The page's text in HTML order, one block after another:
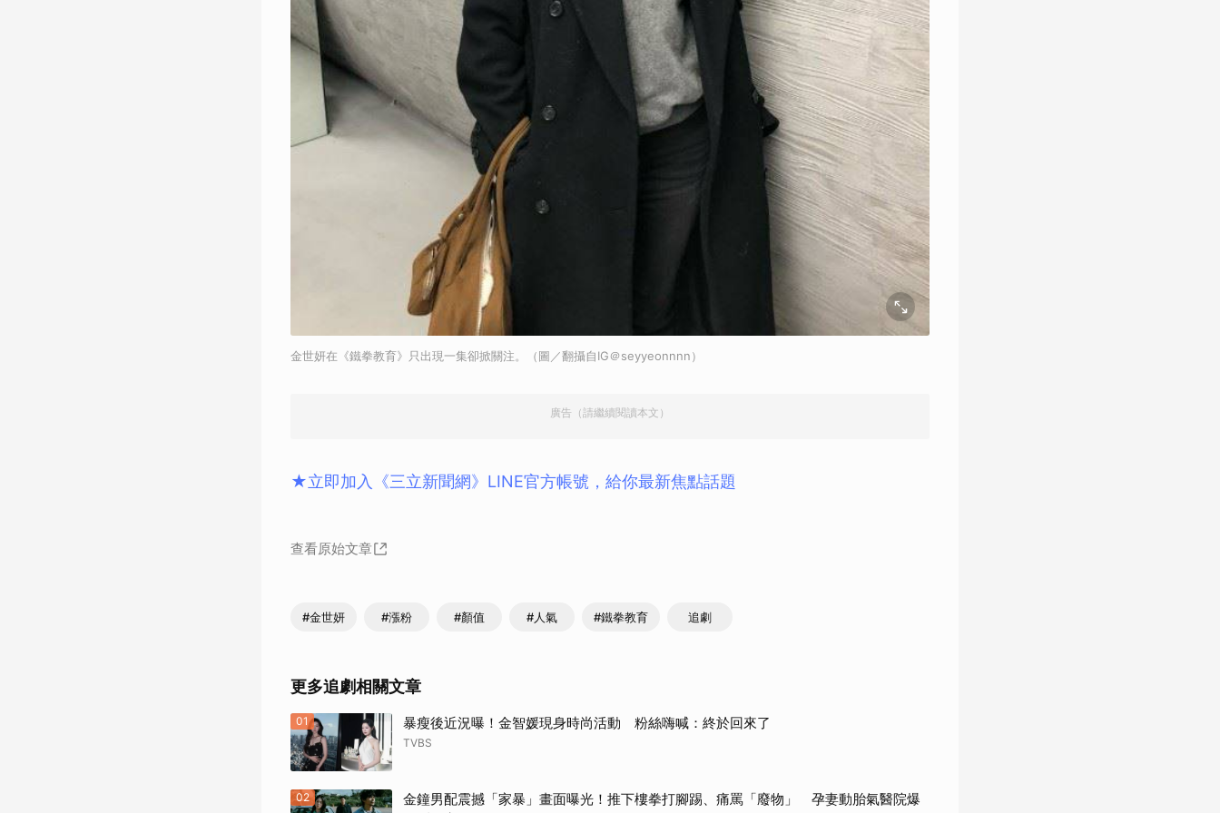
金世妍在《鐵拳教育》只出現一集卻掀關注。（圖／翻攝自IG＠seyyeonnnn）
廣告（請繼續閱讀本文）
★立即加入《三立新聞網》LINE官方帳號，給你最新焦點話題
查看原始文章
#金世妍 #漲粉 #顏值 #人氣 #鐵拳教育 追劇
更多追劇相關文章
01 暴瘦後近況曝！金智媛現身時尚活動 粉絲嗨喊：終於回來了
TVBS
02
金鐘男配震撼「家暴」畫面曝光！推下樓拳打腳踢、痛罵「廢物」 孕妻動胎氣醫院爆